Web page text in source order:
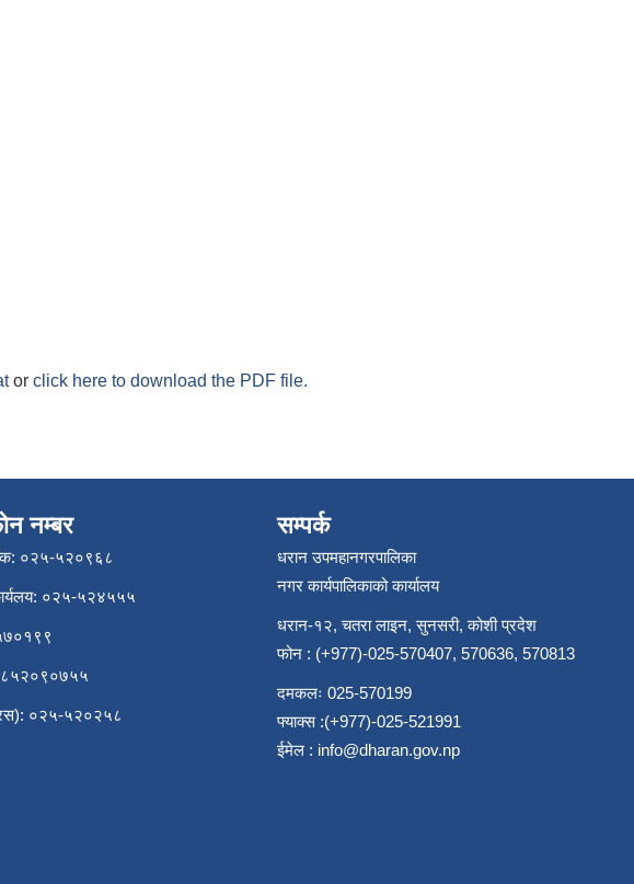
or click here to download the PDF file.
नम्बर
०२५-५२०९६८
०२५-५२४५५५
०२५-५२०२५८
सम्पर्क
धरान उपमहानगरपालिका
नगर कार्यपालिकाको कार्यालय
धरान-१२, चतरा लाइन, सुनसरी, कोशी प्रदेश
फोन : (+977)-025-570407, 570636, 570813
दमकलः 025-570199
फ्याक्स :(+977)-025-521991
ईमेल : info@dharan.gov.np